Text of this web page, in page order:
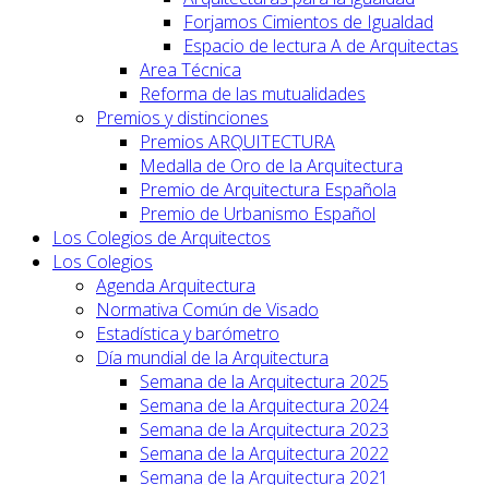
Forjamos Cimientos de Igualdad
Espacio de lectura A de Arquitectas
Area Técnica
Reforma de las mutualidades
Premios y distinciones
Premios ARQUITECTURA
Medalla de Oro de la Arquitectura
Premio de Arquitectura Española
Premio de Urbanismo Español
Los Colegios de Arquitectos
Los Colegios
Agenda Arquitectura
Normativa Común de Visado
Estadística y barómetro
Día mundial de la Arquitectura
Semana de la Arquitectura 2025
Semana de la Arquitectura 2024
Semana de la Arquitectura 2023
Semana de la Arquitectura 2022
Semana de la Arquitectura 2021